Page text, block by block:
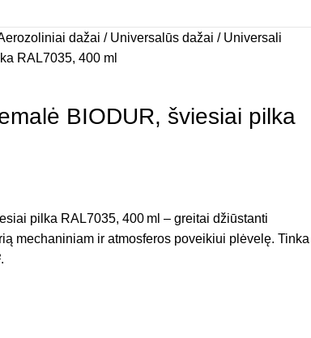
dažai Universalūs dažai
Universali
RAL7035, 400 ml
BIODUR, šviesiai pilka
pilka RAL7035, 400 ml – greitai džiūstanti
mechaniniam ir atmosferos poveikiui plėvelę. Tinka